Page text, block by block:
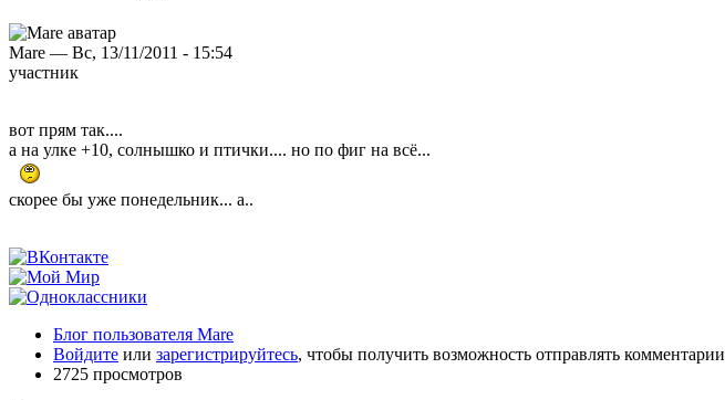
Mare — Вс, 13/11/2011 - 15:54
участник
вот прям так....
а на улке +10, солнышко и птички.... но по фиг на всё...
скорее бы уже понедельник... а..
Блог пользователя Mare
Войдите или зарегистрируйтесь, чтобы получить возможность отправлять комментарии
2725 просмотров